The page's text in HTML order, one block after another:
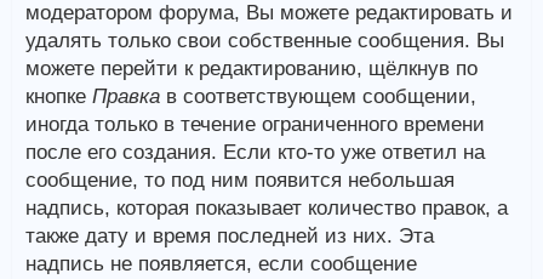
модератором форума, Вы можете редактировать и
удалять только свои собственные сообщения. Вы
можете перейти к редактированию, щёлкнув по
кнопке Правка в соответствующем сообщении,
иногда только в течение ограниченного времени
после его создания. Если кто-то уже ответил на
сообщение, то под ним появится небольшая
надпись, которая показывает количество правок, а
также дату и время последней из них. Эта
надпись не появляется, если сообщение